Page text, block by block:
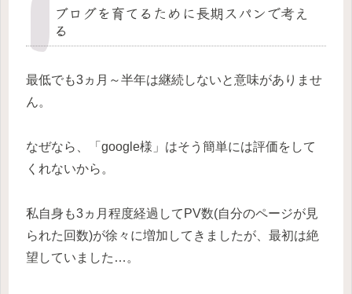
ブログを育てるために長期スパンで考え
る
最低でも3ヵ月～半年は継続しないと意味がありませ
ん。
なぜなら、「google様」はそう簡単には評価をして
くれないから。
私自身も3ヵ月程度経過してPV数(自分のページが見
られた回数)が徐々に増加してきましたが、最初は絶
望していました…。